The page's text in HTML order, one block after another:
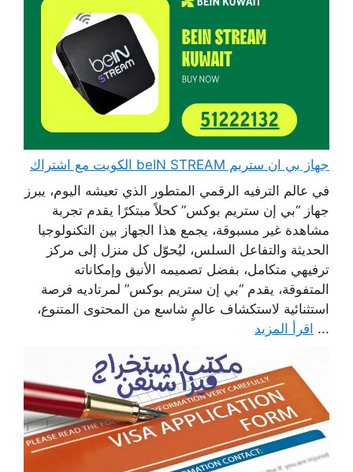
جهاز بي ان ستريم beIN STREAM الكويت مع اشتراك
في عالم الترفيه الرقمي المتطور الذي تعيشه اليوم، يبرز
جهاز “بي إن ستريم بوكس” كحلاً مبتكرًا يقدم تجربة
مشاهدة غير مسبوقة، يجمع هذا الجهاز بين التكنولوجيا
الحديثة والتفاعل السلس، ليُحوّل كل منزل إلى مركز
ترفيهي متكامل، بفضل تصميمه الأنيق وإمكاناته
المتفوقة، يقدم “بي إن ستريم بوكس” لمرتاديه فرصة
استثنائية لاستكشاف عالمٍ شاسع من المحتوى المتنوع،
... اقرأ المزيد